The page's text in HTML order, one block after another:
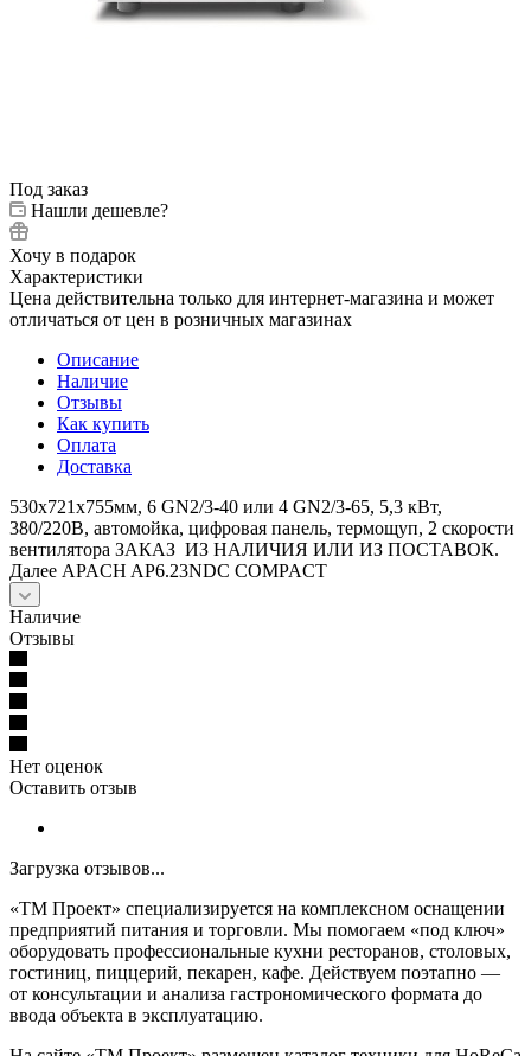
Под заказ
Нашли дешевле?
Хочу в подарок
Характеристики
Цена действительна только для интернет-магазина и может
отличаться от цен в розничных магазинах
Описание
Наличие
Отзывы
Как купить
Оплата
Доставка
530x721x755мм, 6 GN2/3-40 или 4 GN2/3-65, 5,3 кВт,
380/220В, автомойка, цифровая панель, термощуп, 2 скорости
вентилятора ЗАКАЗ ИЗ НАЛИЧИЯ ИЛИ ИЗ ПОСТАВОК.
Далее APACH AP6.23NDC COMPACT
Наличие
Отзывы
Нет оценок
Оставить отзыв
Загрузка отзывов...
«ТМ Проект» специализируется на комплексном оснащении
предприятий питания и торговли. Мы помогаем «под ключ»
оборудовать профессиональные кухни ресторанов, столовых,
гостиниц, пиццерий, пекарен, кафе. Действуем поэтапно —
от консультации и анализа гастрономического формата до
ввода объекта в эксплуатацию.